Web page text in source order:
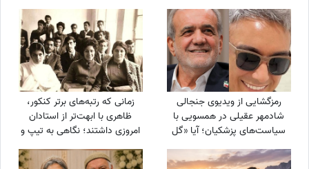
رمزگشایی از ویدیوی جنجالی
شادمهر عقیلی در همسویی با
سیاست‌های پزشکیان؛ آیا «گل
یاس» بلیت برگشت به خانه
است؟
زمانی که رتبه‌های برتر کنکور،
ظاهری با ابهت‌تر از استادان
امروزی داشتند؛ نگاهی به تیپ و
استایل رتبه‌های برتر کنکور سال
1354 + عکس